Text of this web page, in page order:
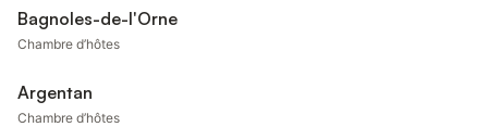
Bagnoles-de-l'Orne
Chambre d’hôtes
Argentan
Chambre d’hôtes